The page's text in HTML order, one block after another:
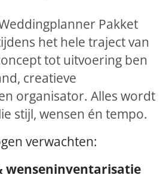
Pakket
het hele traject van
tot uitvoering ben
creatieve
organisator. Alles wordt
stijl, wensen én tempo.
verwachten:
wenseninventarisatie